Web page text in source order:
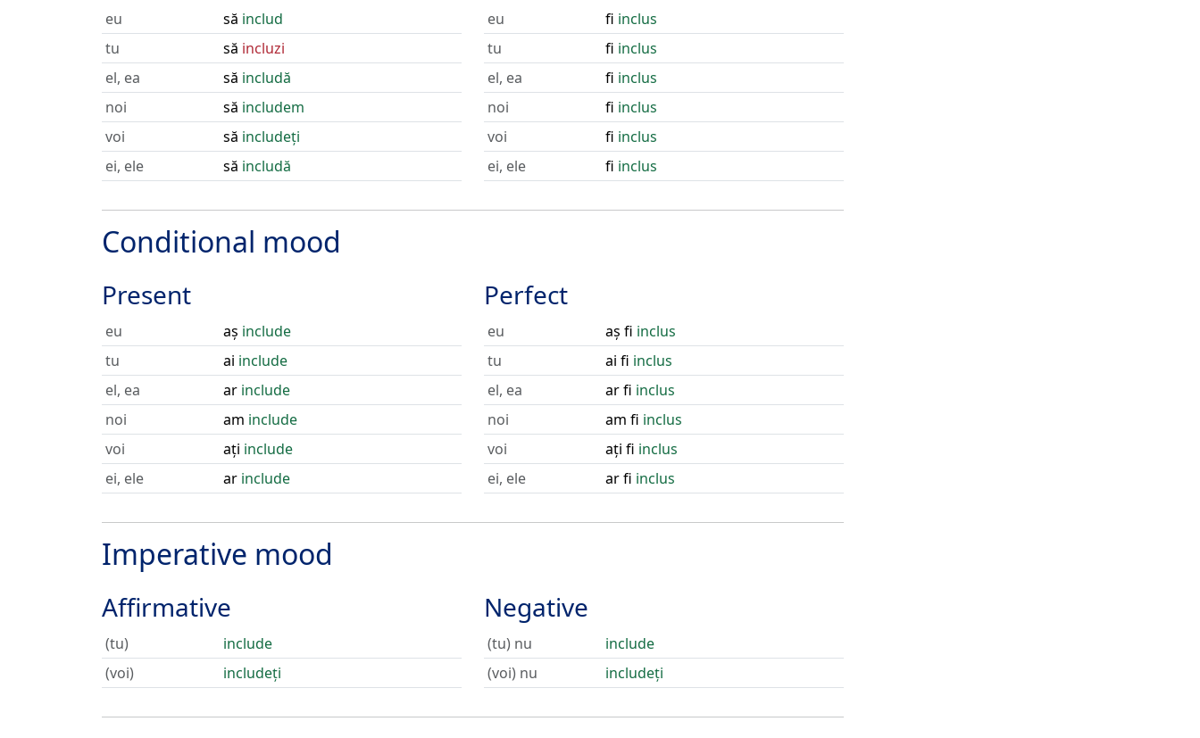
eu să includ
tu
să incluzi
el, ea
să includă
noi
să includem
voi
să includeți
ei, ele
să includă
eu fi inclus
tu
fi inclus
el, ea
fi inclus
noi
fi inclus
voi
fi inclus
ei, ele
fi inclus
Conditional mood
Present
eu aș include
tu
ai include
el, ea
ar include
noi
am include
voi
ați include
ei, ele
ar include
Perfect
eu aș fi inclus
tu
ai fi inclus
el, ea
ar fi inclus
noi
am fi inclus
voi
ați fi inclus
ei, ele
ar fi inclus
Imperative mood
Affirmative
(tu)
include
(voi)
includeți
Negative
(tu) nu
include
(voi) nu
includeți